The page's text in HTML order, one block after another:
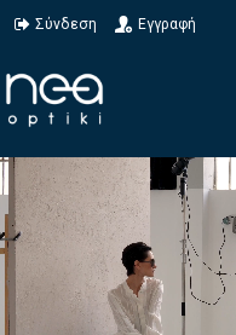
Σύνδεση Εγγραφή